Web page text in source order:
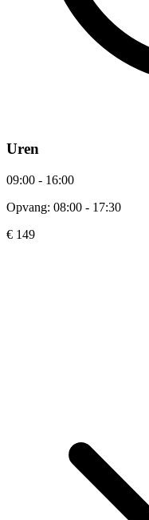
Uren
09:00 - 16:00
Opvang: 08:00 - 17:30
€ 149